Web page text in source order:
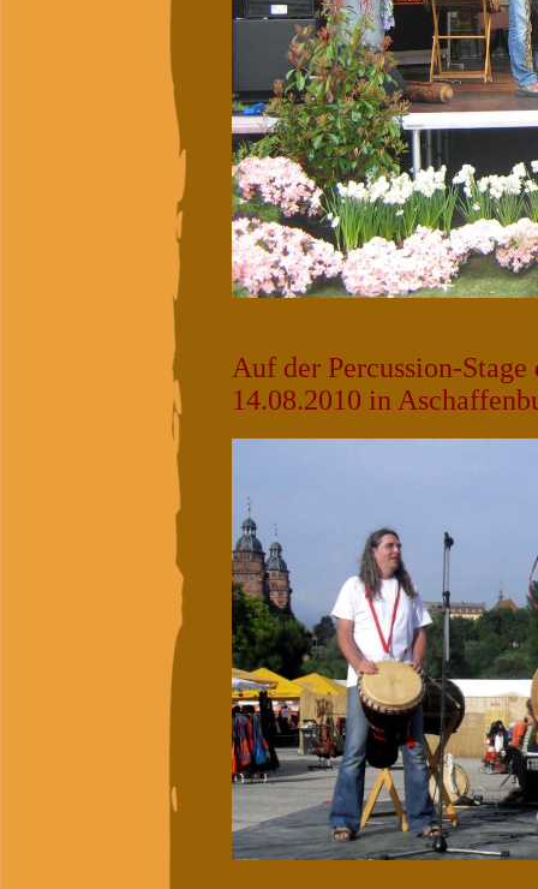
Auf der Percussion-
14.08.2010 in